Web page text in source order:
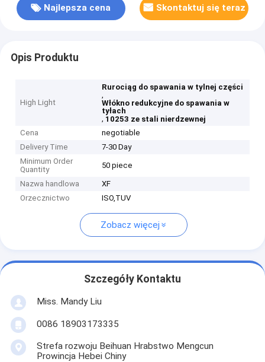
Najlepsza cena Skontaktuj się teraz
Opis Produktu
High Light
Rurociąg do spawania w tylnej części
,
Włókno redukcyjne do spawania w
tyłach
, 10253 ze stali nierdzewnej
Cena
negotiable
Delivery Time
7-30 Day
Minimum Order
Quantity
50 piece
Nazwa handlowa
XF
Orzecznictwo
ISO,TUV
Zobacz więcej
Szczegóły Kontaktu
Miss. Mandy Liu
0086 18903173335
Strefa rozwoju Beihuan Hrabstwo Mengcun
Prowincja Hebei Chiny